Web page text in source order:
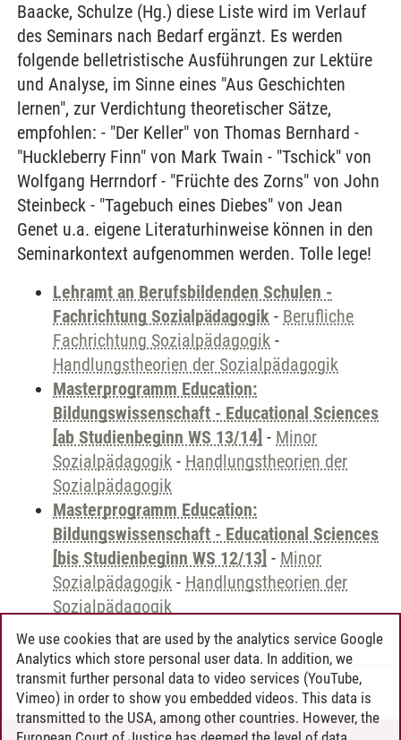
Baacke, Schulze (Hg.) diese Liste wird im Verlauf
des Seminars nach Bedarf ergänzt. Es werden
folgende belletristische Ausführungen zur Lektüre
und Analyse, im Sinne eines "Aus Geschichten
lernen", zur Verdichtung theoretischer Sätze,
empfohlen: - "Der Keller" von Thomas Bernhard -
"Huckleberry Finn" von Mark Twain - "Tschick" von
Wolfgang Herrndorf - "Früchte des Zorns" von John
Steinbeck - "Tagebuch eines Diebes" von Jean
Genet u.a. eigene Literaturhinweise können in den
Seminarkontext aufgenommen werden. Tolle lege!
Lehramt an Berufsbildenden Schulen -
Fachrichtung Sozialpädagogik - Berufliche
Fachrichtung Sozialpädagogik -
Handlungstheorien der Sozialpädagogik
Masterprogramm Education:
Bildungswissenschaft - Educational Sciences
[ab Studienbeginn WS 13/14] - Minor
Sozialpädagogik - Handlungstheorien der
Sozialpädagogik
Masterprogramm Education:
Bildungswissenschaft - Educational Sciences
[bis Studienbeginn WS 12/13] - Minor
Sozialpädagogik - Handlungstheorien der
Sozialpädagogik
Andreea Tribel 30.06.2024
We use cookies that are used by the analytics service Google
Analytics which store personal user data. In addition, we
transmit further personal data to video services (YouTube,
Vimeo) in order to show you embedded videos. This data is
transmitted to the USA, among other countries. However, the